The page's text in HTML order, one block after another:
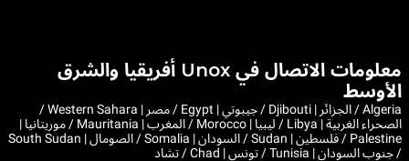
معلومات الاتصال في Unox أفريقيا والشرق
الأوسط
Algeria / الجزائر | Djibouti / جيبوتي | Egypt / مصر | Western Sahara /
الصحراء الغربية | Libya / ليبيا | Morocco / المغرب | Mauritania / موريتانيا |
Palestine / فلسطين | Sudan / السودان | Somalia / الصومال | South Sudan
/ جنوب السودان | Tunisia / تونس | Chad / تشاد